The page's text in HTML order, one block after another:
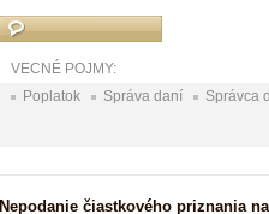
VECNÉ POJMY:
Poplatok
Správa daní Správca
Nepodanie čiastkového priznania